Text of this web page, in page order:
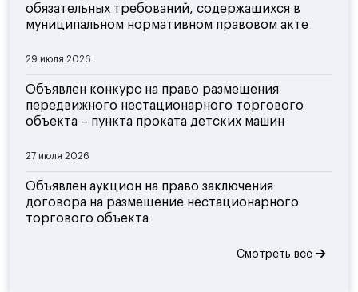
обязательных требований, содержащихся в
муниципальном нормативном правовом акте
29 июля 2026
Объявлен конкурс на право размещения
передвижного нестационарного торгового
объекта – пункта проката детских машин
27 июля 2026
Объявлен аукцион на право заключения
договора на размещение нестационарного
торгового объекта
Смотреть все